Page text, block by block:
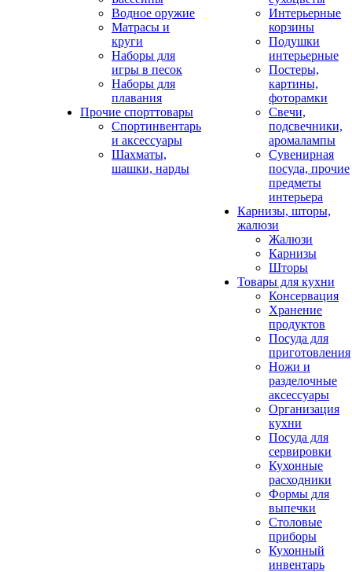
Водное оружие
Матрасы и
круги
Наборы для
игры в песок
Наборы для
плавания
Прочие спорттовары
Спортинвентарь
и аксессуары
Шахматы,
шашки, нарды
Интерьерные
корзины
Подушки
интерьерные
Постеры,
картины,
фоторамки
Свечи,
подсвечники,
аромалампы
Сувенирная
посуда, прочие
предметы
интерьера
Карнизы, шторы,
жалюзи
Жалюзи
Карнизы
Шторы
Товары для кухни
Консервация
Хранение
продуктов
Посуда для
приготовления
Ножи и
разделочные
аксессуары
Организация
кухни
Посуда для
сервировки
Кухонные
расходники
Формы для
выпечки
Столовые
приборы
Кухонный
инвентарь